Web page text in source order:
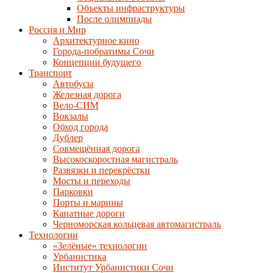
Объекты инфраструктуры
После олимпиады
Россия и Мир
Архитектурное кино
Города-побратимы Сочи
Концепции будущего
Транспорт
Автобусы
Железная дорога
Вело-СИМ
Вокзалы
Обход города
Дублер
Совмещённая дорога
Высокоскоростная магистраль
Развязки и перекрёстки
Мосты и переходы
Парковки
Порты и марины
Канатные дороги
Черноморская кольцевая автомагистраль
Технологии
«Зелёные» технологии
Урбанистика
Институт Урбанистики Сочи